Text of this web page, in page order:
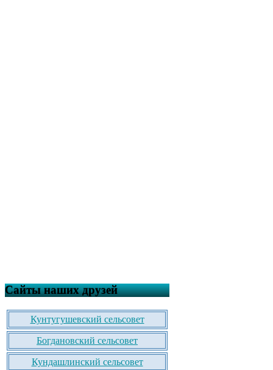
Сайты наших друзей
Кунтугушевский сельсовет
Богдановский сельсовет
Кундашлинский сельсовет